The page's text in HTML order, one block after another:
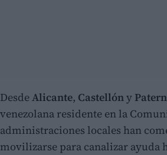
DesdeAlicante, Castellóny
venezolana residente en la
administraciones locales han
movilizarse para canalizar ayuda